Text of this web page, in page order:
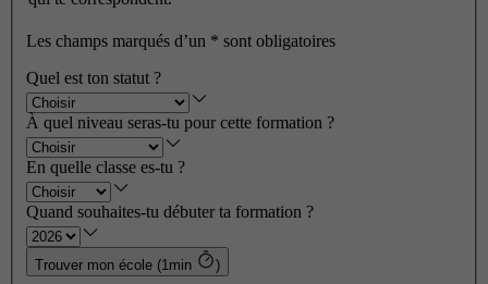
Les champs marqués d’un * sont obligatoires
Quel est ton statut ?
À quel niveau seras-tu pour cette formation ?
En quelle classe es-tu ?
Quand souhaites-tu débuter ta formation ?
Trouver mon école (1min )